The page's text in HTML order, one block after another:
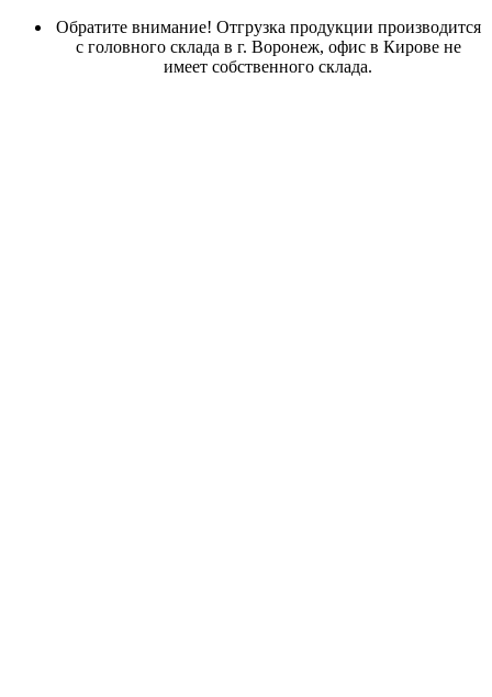
Обратите внимание! Отгрузка продукции производится
с головного склада в г. Воронеж, офис в Кирове не
имеет собственного склада.